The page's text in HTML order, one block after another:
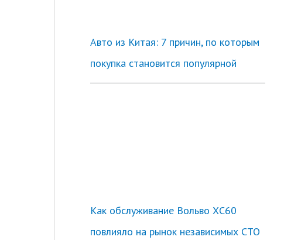
Авто из Китая: 7 причин, по которым
покупка становится популярной
Как обслуживание Вольво ХС60
повлияло на рынок независимых СТО